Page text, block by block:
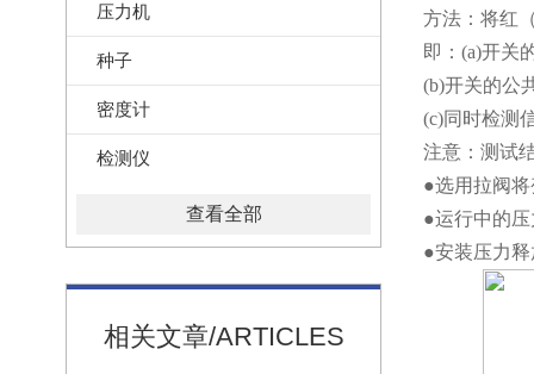
压力机
种子
密度计
检测仪
查看全部
相关文章/ARTICLES
方法：将红
即：(a)开关
(b)开关的公
(c)同时检测
注意：测试
●选用拉阀
●运行中的
●安装压力